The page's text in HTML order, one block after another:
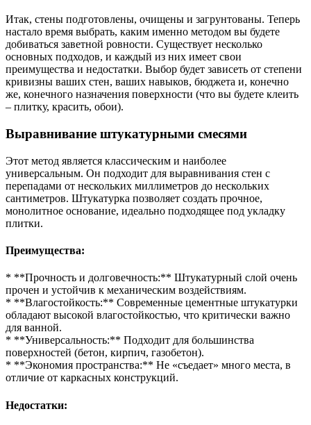
Итак, стены подготовлены, очищены и загрунтованы. Теперь
настало время выбрать, каким именно методом вы будете
добиваться заветной ровности. Существует несколько
основных подходов, и каждый из них имеет свои
преимущества и недостатки. Выбор будет зависеть от степени
кривизны ваших стен, ваших навыков, бюджета и, конечно
же, конечного назначения поверхности (что вы будете клеить
– плитку, красить, обои).
Выравнивание штукатурными смесями
Этот метод является классическим и наиболее
универсальным. Он подходит для выравнивания стен с
перепадами от нескольких миллиметров до нескольких
сантиметров. Штукатурка позволяет создать прочное,
монолитное основание, идеально подходящее под укладку
плитки.
Преимущества:
* **Прочность и долговечность:** Штукатурный слой очень
прочен и устойчив к механическим воздействиям.
* **Влагостойкость:** Современные цементные штукатурки
обладают высокой влагостойкостью, что критически важно
для ванной.
* **Универсальность:** Подходит для большинства
поверхностей (бетон, кирпич, газобетон).
* **Экономия пространства:** Не «съедает» много места, в
отличие от каркасных конструкций.
Недостатки: